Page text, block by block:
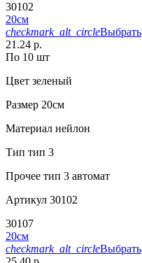
30102
20см
checkmark_alt_circleВыбрать
21.24 р.
По 10 шт
Цвет зеленый
Размер 20см
Материал нейлон
Тип тип 3
Прочее тип 3 автомат
Артикул 30102
30107
20см
checkmark_alt_circleВыбрать